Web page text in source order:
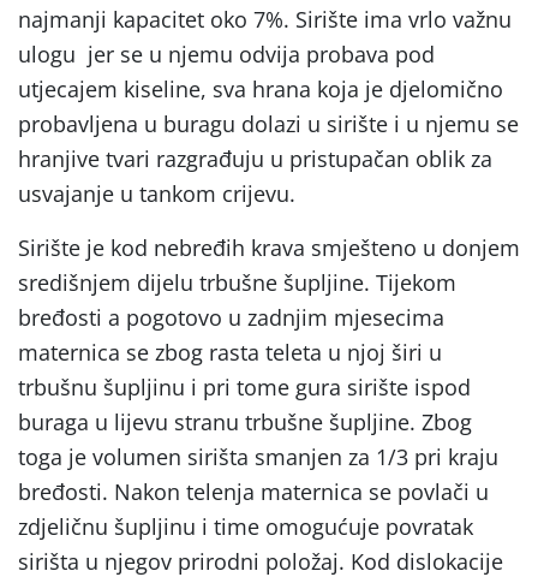
najmanji kapacitet oko 7%. Sirište ima vrlo važnu
ulogu jer se u njemu odvija probava pod
utjecajem kiseline, sva hrana koja je djelomično
probavljena u buragu dolazi u sirište i u njemu se
hranjive tvari razgrađuju u pristupačan oblik za
usvajanje u tankom crijevu.
Sirište je kod nebređih krava smješteno u donjem
središnjem dijelu trbušne šupljine. Tijekom
bređosti a pogotovo u zadnjim mjesecima
maternica se zbog rasta teleta u njoj širi u
trbušnu šupljinu i pri tome gura sirište ispod
buraga u lijevu stranu trbušne šupljine. Zbog
toga je volumen sirišta smanjen za 1/3 pri kraju
bređosti. Nakon telenja maternica se povlači u
zdjeličnu šupljinu i time omogućuje povratak
sirišta u njegov prirodni položaj. Kod dislokacije